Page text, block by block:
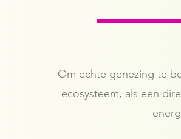
Om echte genezing te
ecosysteem, als een